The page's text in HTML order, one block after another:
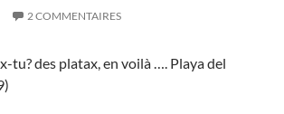
2 COMMENTAIRES
tu? des platax, en voilà …. Playa del